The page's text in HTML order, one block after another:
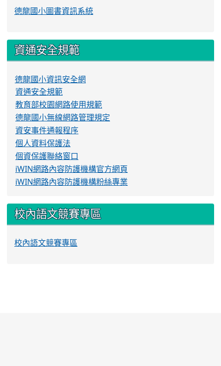
德龍國小圖書資訊系統
資通安全規範
德龍國小資訊安全網
資通安全規範
教育部校園網路使用規範
德龍國小無線網路管理規定
資安事件通報程序
個人資料保護法
個資保護聯絡窗口
iWIN網路內容防護機構官方網頁
iWIN網路內容防護機構粉絲專業
校內語文競賽專區
校內語文競賽專區